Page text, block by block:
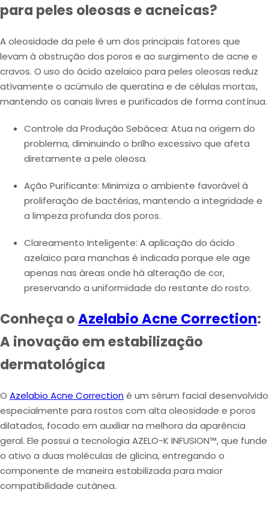
para peles oleosas e acneicas?
A oleosidade da pele é um dos principais fatores que
levam à obstrução dos poros e ao surgimento de acne e
cravos. O uso do ácido azelaico para peles oleosas reduz
ativamente o acúmulo de queratina e de células mortas,
mantendo os canais livres e purificados de forma contínua.
Controle da Produção Sebácea: Atua na origem do
problema, diminuindo o brilho excessivo que afeta
diretamente a pele oleosa.
Ação Purificante: Minimiza o ambiente favorável à
proliferação de bactérias, mantendo a integridade e
a limpeza profunda dos poros.
Clareamento Inteligente: A aplicação do ácido
azelaico para manchas é indicada porque ele age
apenas nas áreas onde há alteração de cor,
preservando a uniformidade do restante do rosto.
Conheça oAzelabio Acne Correction:
A inovação em estabilização
dermatológica
O Azelabio Acne Correctioné um sérum facial desenvolvido
especialmente para rostos com alta oleosidade e poros
dilatados, focado em auxiliar na melhora da aparência
geral. Ele possui a tecnologia AZELO-K INFUSION™, que funde
o ativo a duas moléculas de glicina, entregando o
componente de maneira estabilizada para maior
compatibilidade cutânea.